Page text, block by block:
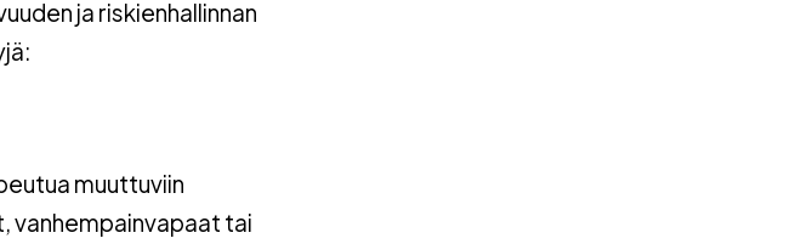
ja riskienhallinnan
muuttuviin
vanhempainvapaat tai